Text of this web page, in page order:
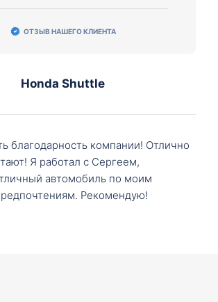
ОТЗЫВ НАШЕГО КЛИЕНТА
Honda Shuttle
благодарность компании! Отлично
Я работал с Сергеем,
автомобиль по моим
Рекомендую!